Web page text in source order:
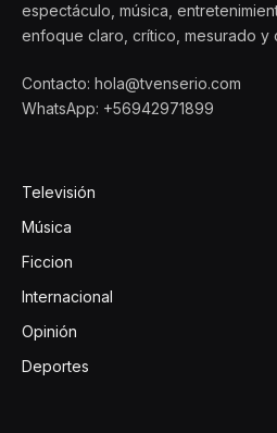
espectáculo, música,
enfoque claro, crítico, mesurado y
Contacto: hola@tvenserio.com
WhatsApp: +56942971899
Televisión
Música
Ficcion
Internacional
Opinión
Deportes